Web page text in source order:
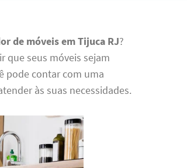
de móveis em Tijuca RJ?
que seus móveis sejam
pode contar com uma
às suas necessidades.